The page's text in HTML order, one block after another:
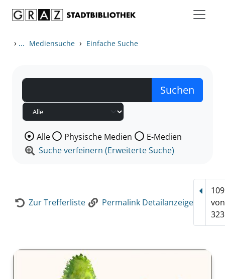
› ... Mediensuche › Einfache Suche
Wählen Sie die Medienart nach der Sie suchen wollen.
Alle Physische Medien
E-Medien
Suche verfeinern (Erweiterte Suche)
Zur Trefferliste Permalink Detailanzeige
109
von
323